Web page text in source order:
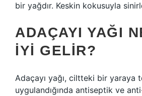
bir yağdır. Keskin kokusuyla
ADAÇAYI YAĞI
IYI GELIR?
Adaçayı yağı, ciltteki bir yaraya
uygulandığında antiseptik ve